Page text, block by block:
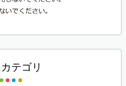
テゴリ